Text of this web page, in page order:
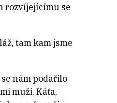
rozvíjejícímu se
tam kam jsme
nám podařilo
muži. Káťa,